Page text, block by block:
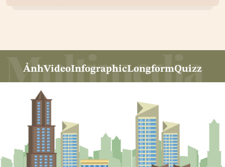
ẢnhVideoInfographicLongformQuizz